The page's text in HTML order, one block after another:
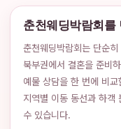
춘천웨딩박람회를
춘천웨딩박람회는 단순
북부권에서 결혼을 준비
예물 상담을 한 번에 비
지역별 이동 동선과 하객
수 있습니다.